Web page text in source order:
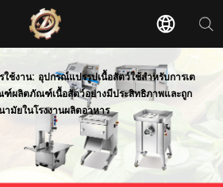
ใช้งาน: อุปกรณ์แปรรูปเนื้อสัตว์ใช้สำหรับการเต
ผลิตภัณฑ์เนื้อสัตว์อย่างมีประสิทธิภาพและถูก
ามัยในโรงงานผลิตอาหาร